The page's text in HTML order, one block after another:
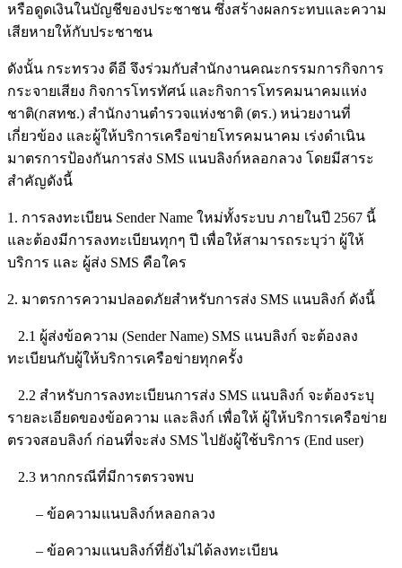
หรือดูดเงินในบัญชีของประชาชน ซึ่งสร้างผลกระทบและความ
เสียหายให้กับประชาชน
ดังนั้น กระทรวง ดีอี จึงร่วมกับสำนักงานคณะกรรมการกิจการ
กระจายเสียง กิจการโทรทัศน์ และกิจการโทรคมนาคมแห่ง
ชาติ(กสทช.) สำนักงานตำรวจแห่งชาติ (ตร.) หน่วยงานที่
เกี่ยวข้อง และผู้ให้บริการเครือข่ายโทรคมนาคม เร่งดำเนิน
มาตรการป้องกันการส่ง SMS แนบลิงก์หลอกลวง โดยมีสาระ
สำคัญดังนี้
1. การลงทะเบียน Sender Name ใหม่ทั้งระบบ ภายในปี 2567 นี้
และต้องมีการลงทะเบียนทุกๆ ปี เพื่อให้สามารถระบุว่า ผู้ให้
บริการ และ ผู้ส่ง SMS คือใคร
2. มาตรการความปลอดภัยสำหรับการส่ง SMS แนบลิงก์ ดังนี้
2.1 ผู้ส่งข้อความ (Sender Name) SMS แนบลิงก์ จะต้องลง
ทะเบียนกับผู้ให้บริการเครือข่ายทุกครั้ง
2.2 สำหรับการลงทะเบียนการส่ง SMS แนบลิงก์ จะต้องระบุ
รายละเอียดของข้อความ และลิงก์ เพื่อให้ ผู้ให้บริการเครือข่าย
ตรวจสอบลิงก์ ก่อนที่จะส่ง SMS ไปยังผู้ใช้บริการ (End user)
2.3 หากกรณีที่มีการตรวจพบ
– ข้อความแนบลิงก์หลอกลวง
– ข้อความแนบลิงก์ที่ยังไม่ได้ลงทะเบียน